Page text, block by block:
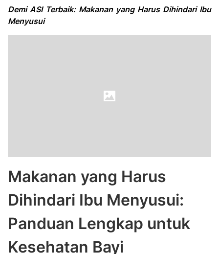
Demi ASI Terbaik: Makanan yang Harus Dihindari Ibu
Menyusui
Makanan yang Harus
Dihindari Ibu Menyusui:
Panduan Lengkap untuk
Kesehatan Bayi